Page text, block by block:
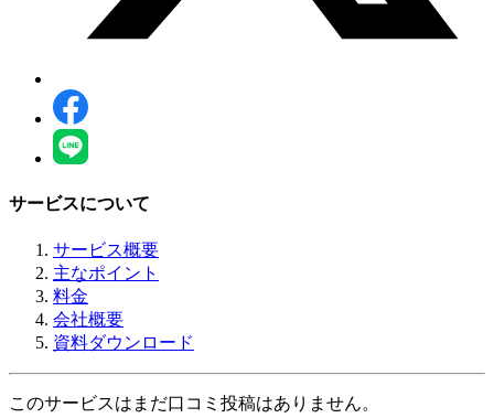
サービスについて
サービス概要
主なポイント
料金
会社概要
資料ダウンロード
このサービスはまだ口コミ投稿はありません。